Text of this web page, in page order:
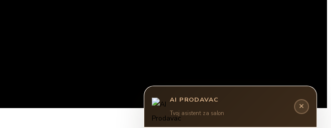
AI PRODAVAC
Tvoj asistent za salon
✕